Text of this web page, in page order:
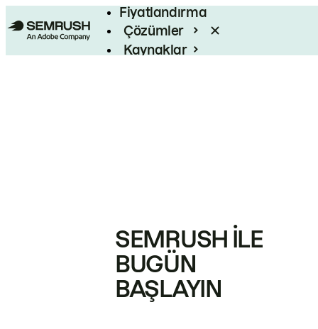
Fiyatlandırma
Çözümler
Kaynaklar
SEMRUSH ILE
BUGÜN
BAŞLAYIN